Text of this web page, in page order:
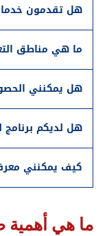
هل تقدمون
ما هي مناطق
هل يمكنني
هل لديكم برنامج
كيف يمكنني
ما هي أهمية